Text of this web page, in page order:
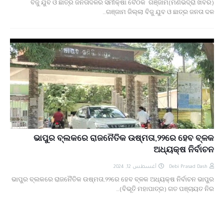
ବିଜୁ ଯୁବ ଓ ଛାତ୍ର ଜନତାଦଳର ସମୀକ୍ଷା ବୈଠକ ଗଞ୍ଜାମ(ମଣିଭଦ୍ରା ଖବର)
ଗଞ୍ଜାମ ଜିଲ୍ଲା ବିଜୁ ଯୁବ ଓ ଛାତ୍ର ଜନତା ଦଳ…
ଭାପୁର ବ୍ଲକରେ ରାଜନୈତିକ ଉଷ୍ମତା,୨୨ରେ ହେବ ବ୍ଳକ
ଅଧ୍ୟକ୍ଷ ନିର୍ବାଚନ
Debi Prasad Dash أغسطس 12, 2024
ଭାପୁର ବ୍ଲକରେ ରାଜନୈତିକ ଉଷ୍ମତା,୨୨ରେ ହେବ ବ୍ଳକ ଅଧ୍ୟକ୍ଷ ନିର୍ବାଚନ ଭାପୁର
(ବିଭୂତି ମହାପାତ୍ର) ଗତ ପଞ୍ଚାୟତ ନିର…